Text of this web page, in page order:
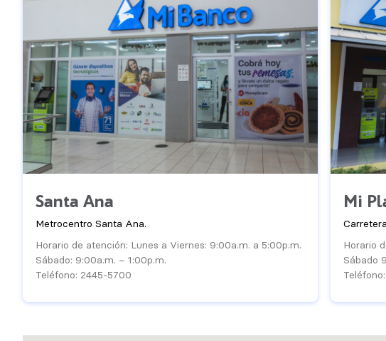
Santa Ana
Metrocentro Santa Ana.
Horario de atención: Lunes a Viernes: 9:00a.m. a 5:00p.m.
Sábado: 9:00a.m. – 1:00p.m.
Teléfono: 2445-5700
Mi
Horario
Sábado